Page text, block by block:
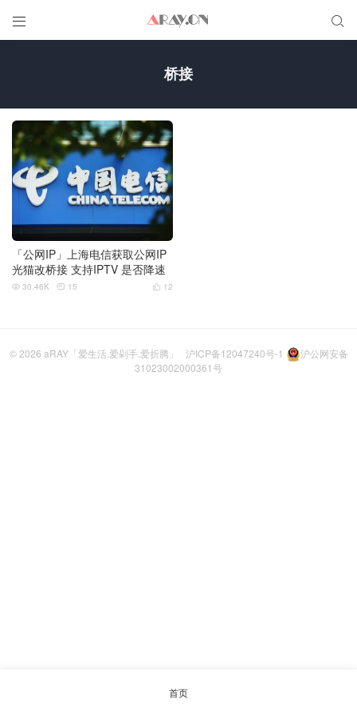
 
桥接
「公网IP」上海电信获取公网IP
光猫改桥接 支持IPTV 是否降速
 12
 30.46K  15
© 2026 aRAY「爱生活.爱剁手.爱折腾」 沪ICP备12047240号-1
沪公网安备
31023002000361号
首页